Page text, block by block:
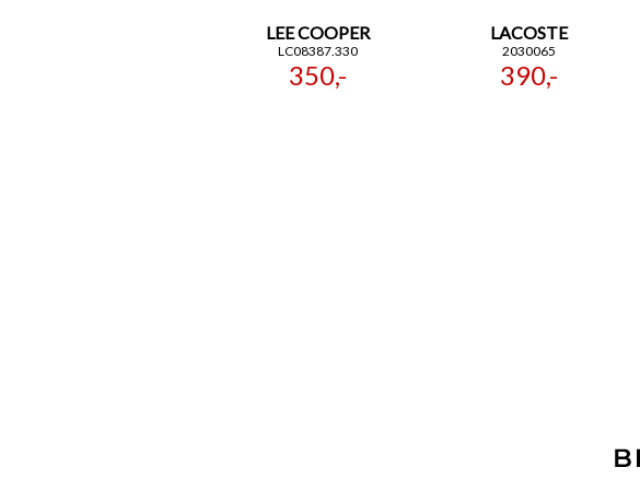
LEE COOPER
LC08387.330
350,-
LACOSTE
2030065
390,-